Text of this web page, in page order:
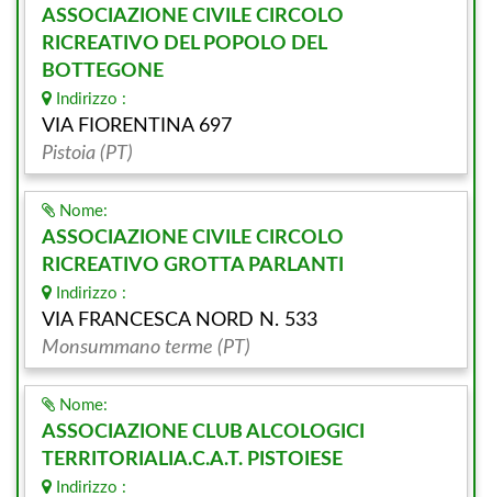
ASSOCIAZIONE CIVILE CIRCOLO
RICREATIVO DEL POPOLO DEL
BOTTEGONE
Indirizzo :
VIA FIORENTINA 697
Pistoia (PT)
Nome:
ASSOCIAZIONE CIVILE CIRCOLO
RICREATIVO GROTTA PARLANTI
Indirizzo :
VIA FRANCESCA NORD N. 533
Monsummano terme (PT)
Nome:
ASSOCIAZIONE CLUB ALCOLOGICI
TERRITORIALIA.C.A.T. PISTOIESE
Indirizzo :